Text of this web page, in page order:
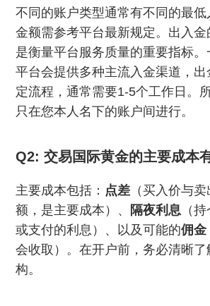
不同的账户类型通常有不同的最
金额需参考平台最新规定。出入
是衡量平台服务质量的重要指标
平台会提供多种主流入金渠道，
定流程，通常需要1-5个工作日。
只在您本人名下的账户间进行。
Q2: 交易国际黄金的主要成本
主要成本包括： 点差 （买入价与
额，是主要成本）、
隔夜利息 （
或支付的利息）、以及可能的佣金
会收取）。在开户前，务必清晰
构。